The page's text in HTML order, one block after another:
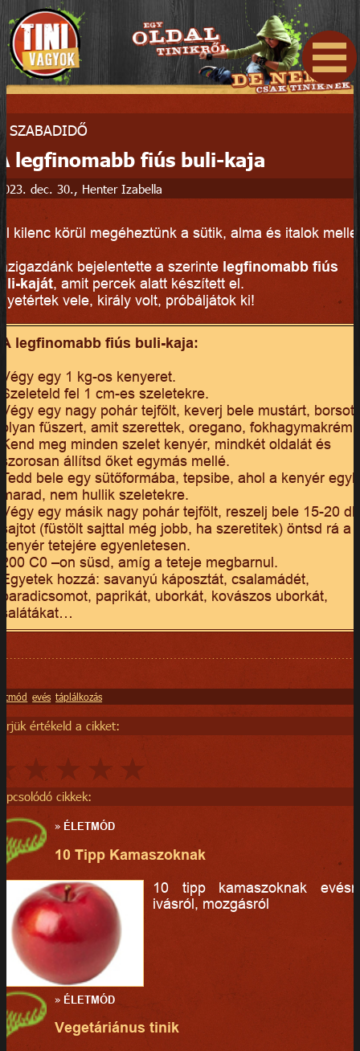
SZABADIDŐ
legfinomabb fiús buli-kaja
dec. 30., Henter Izabella
kilenc körül megéheztünk a sütik, alma és italok
bejelentette a szerinte legfinomabb fiús
kaját, amit percek alatt készített el.
vele, király volt, próbáljátok ki!
A legfinomabb fiús buli-kaja:
Végy egy 1 kg-os kenyeret.
Szeleteld fel 1 cm-es szeletekre.
Végy egy nagy pohár tejfölt, keverj bele mustárt, borsot,
olyan fűszert, amit szerettek, oregano,
Kend meg minden szelet kenyér, mindkét oldalát és
szorosan állítsd őket egymás mellé.
Tedd bele egy sütőformába, tepsibe, ahol a kenyér
marad, nem hullik szeletekre.
Végy egy másik nagy pohár tejfölt, reszelj bele 15-20
sajtot (füstölt sajttal még jobb, ha szeretitek) öntsd rá a
kenyér tetejére egyenletesen.
200 C0 –on süsd, amíg a teteje megbarnul.
Egyetek hozzá: savanyú káposztát, csalamádét,
paradicsomot, paprikát, uborkát, kovászos uborkát,
salátákat…
evés táplálkozás
értékeld a cikket:
cikkek:
» ÉLETMÓD
10 Tipp Kamaszoknak
10 tipp kamaszoknak
ivásról, mozgásról
» ÉLETMÓD
Vegetáriánus tinik